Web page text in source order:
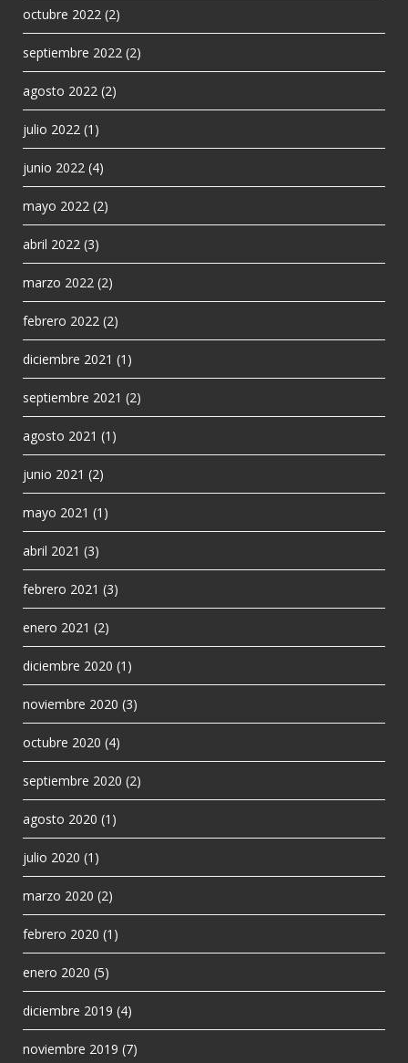
octubre 2022 (2)
septiembre 2022 (2)
agosto 2022 (2)
julio 2022 (1)
junio 2022 (4)
mayo 2022 (2)
abril 2022 (3)
marzo 2022 (2)
febrero 2022 (2)
diciembre 2021 (1)
septiembre 2021 (2)
agosto 2021 (1)
junio 2021 (2)
mayo 2021 (1)
abril 2021 (3)
febrero 2021 (3)
enero 2021 (2)
diciembre 2020 (1)
noviembre 2020 (3)
octubre 2020 (4)
septiembre 2020 (2)
agosto 2020 (1)
julio 2020 (1)
marzo 2020 (2)
febrero 2020 (1)
enero 2020 (5)
diciembre 2019 (4)
noviembre 2019 (7)